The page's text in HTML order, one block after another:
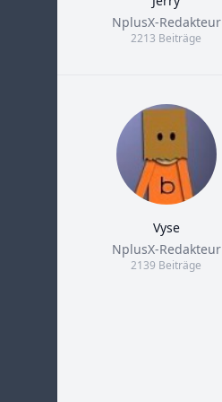
TitleNplusX-Redakteur
2213 Beiträge
Vyse
TitleNplusX-Redakteur
2139 Beiträge